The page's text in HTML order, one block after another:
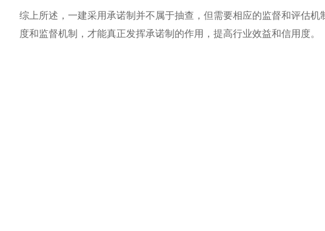
综上所述，一建采用承诺制并不属于抽查，但需要相应的监督和评估
度和监督机制，才能真正发挥承诺制的作用，提高行业效益和信用度。